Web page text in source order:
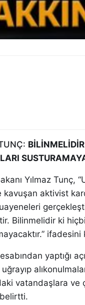
Yılmaz Tunç,
kavuşan aktivist
Bilinmelidir ki
ifadesini
yaptığı
uğrayıp
vatandaşlara